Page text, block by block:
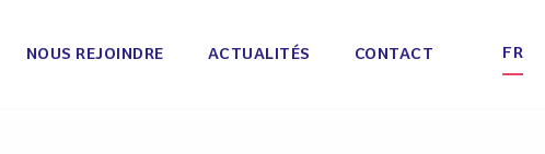
NOUS REJOINDRE ACTUALITÉS CONTACT FR